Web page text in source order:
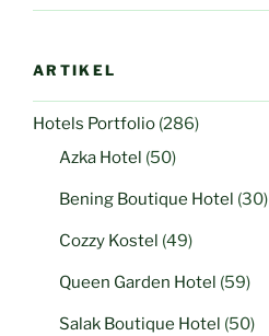
ARTIKEL
Hotels Portfolio (286)
Azka Hotel (50)
Bening Boutique Hotel (30)
Cozzy Kostel (49)
Queen Garden Hotel (59)
Salak Boutique Hotel (50)